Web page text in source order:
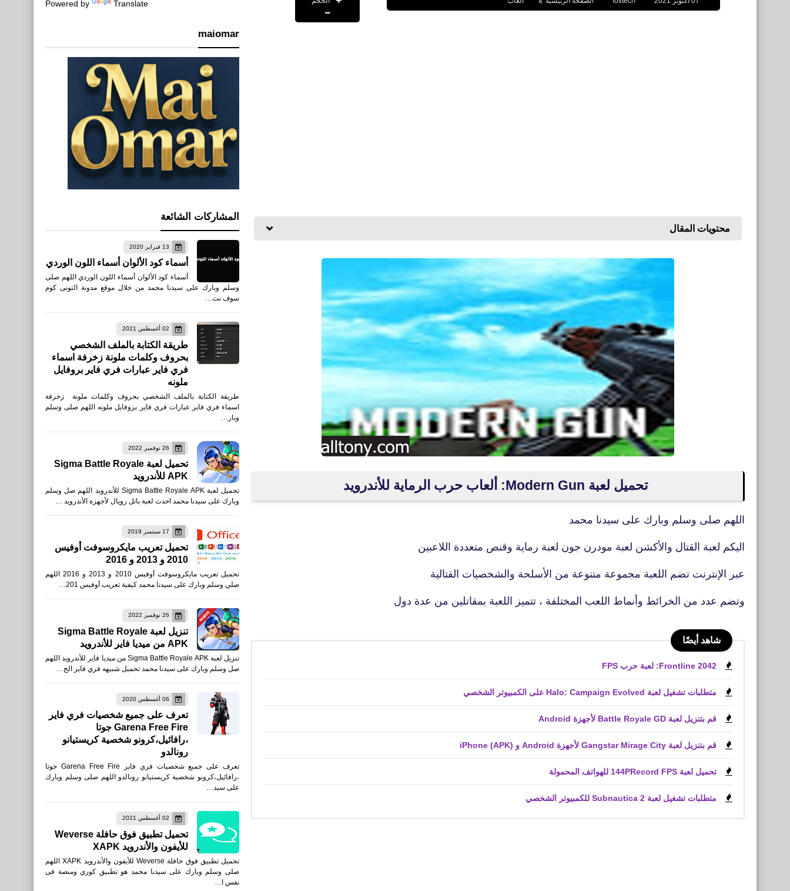
محتويات المقال
تحميل لعبة Modern Gun: ألعاب حرب الرماية للأندرويد
اللهم صلى وسلم وبارك على سيدنا محمد
اليكم لعبة القتال والأكشن لعبة مودرن جون لعبة رماية وقنص متعددة اللاعبين
عبر الإنترنت تضم اللعبة مجموعة متنوعة من الأسلحة والشخصيات القتالية
وتضم عدد من الخرائط وأنماط اللعب المختلفة ، تتميز اللعبة بمقاتلين من عدة دول
شاهد أيضًا
Frontline 2042: لعبة حرب FPS
متطلبات تشغيل لعبة Halo: Campaign Evolved على الكمبيوتر الشخصي
قم بتنزيل لعبة Battle Royale GD لأجهزة Android
قم بتنزيل لعبة Gangstar Mirage City لأجهزة Android و iPhone (APK)
تحميل لعبة 144PRecord FPS للهواتف المحمولة
متطلبات تشغيل لعبة Subnautica 2 للكمبيوتر الشخصي
Powered by Translate
maiomar
المشاركات الشائعة
13 فبراير 2020
أسماء كود الألوان أسماء اللون الوردي
أسماء كود الألوان أسماء اللون الوردي اللهم صلى
وسلم وبارك على سيدنا محمد من خلال موقع مدونة التونى كوم
سوف نت…
02 أغسطس 2021
طريقة الكتابة بالملف الشخصي
بحروف وكلمات ملونة زخرفة اسماء
فري فاير عبارات فري فاير بروفايل
ملونه
طريقة الكتابة بالملف الشخصي بحروف وكلمات ملونة زخرفة
اسماء فري فاير عبارات فري فاير بروفايل ملونه اللهم صلى وسلم
وبار…
26 نوفمبر 2022
تحميل لعبة Sigma Battle Royale
APK للأندرويد
تحميل لعبة Sigma Battle Royale APK للأندرويد اللهم صل وسلم
وبارك على سيدنا محمد احدث لعبة باتل رويال لأجهزة الأندرويد …
17 سبتمبر 2019
تحميل تعريب مايكروسوفت أوفيس
2010 و 2013 و 2016
تحميل تعريب مايكروسوفت أوفيس 2010 و 2013 و 2016 اللهم
صلي وسلم وبارك على سيدنا محمد كيفية تعريب أوفيس 201…
26 نوفمبر 2022
تنزيل لعبة Sigma Battle Royale
APK من ميديا فاير للأندرويد
تنزيل لعبة Sigma Battle Royale APK من ميديا فاير للأندرويد اللهم
صل وسلم وبارك على سيدنا محمد تحميل شبيهه فري فاير الج…
06 أغسطس 2020
تعرف على جميع شخصيات فري فاير
Garena Free Fire جوتا
،رافائيل،كرونو شخصية كريستيانو
رونالدو
تعرف على جميع شخصيات فري فاير Garena Free Fire جوتا
،رافائيل،كرونو شخصية كريستيانو رونالدو اللهم صلى وسلم وبارك
على سيد…
02 أغسطس 2021
تحميل تطبيق فوق حافلة Weverse
للأيفون والأندرويد XAPK
تحميل تطبيق فوق حافلة Weverse للأيفون والأندرويد XAPK اللهم
صلى وسلم وبارك على سيدنا محمد هو تطبيق كوري ومنصة فى
نفس ا…
العاب
تحميل Free Fire: The
Chaos فري فاير الفوضى
لأجهزة iPhone وiPad
fovtech
كيفية شحن جواهر فري فاير
free fire 2024
fovtech
تحميل فري فاير الفوضى Free
Fire: The Chaos‏ للأندرويد
والأيفون 1.103.1